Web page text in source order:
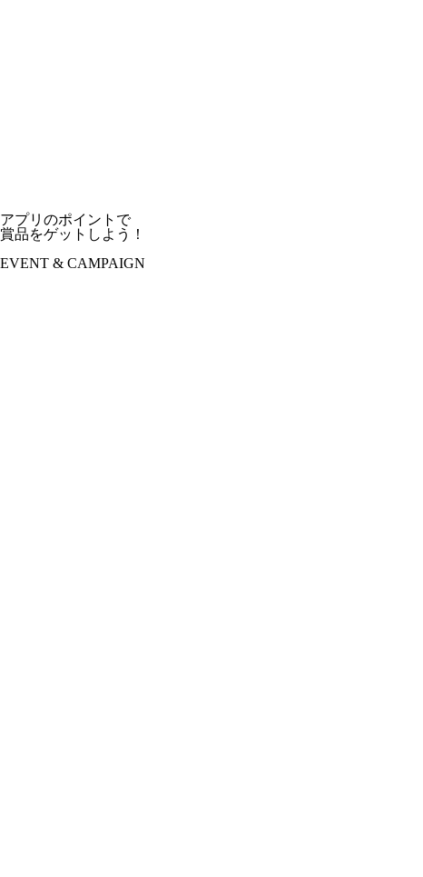
アプリのポイントで
賞品をゲットしよう！
EVENT & CAMPAIGN